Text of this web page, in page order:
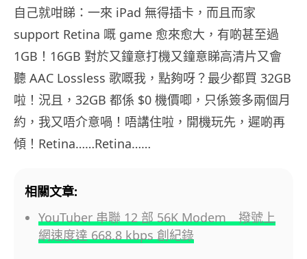
自己就咁睇：一來 iPad 無得插卡，而且而家
support Retina 嘅 game 愈來愈大，有啲甚至過
1GB！16GB 對於又鐘意打機又鐘意睇高清片又會
聽 AAC Lossless 歌嘅我，點夠呀？最少都買 32GB
啦！況且，32GB 都係 $0 機價唧，只係簽多兩個月
約，我又唔介意喎！唔講住啦，開機玩先，遲啲再
傾！Retina……Retina……
相關文章:
YouTuber 串聯 12 部 56K Modem 撥號上
網速度達 668.8 kbps 創紀錄